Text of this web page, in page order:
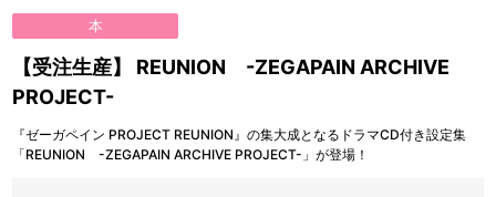
本
【受注生産】 REUNION -ZEGAPAIN ARCHIVE
PROJECT-
『ゼーガペイン PROJECT REUNION』の集大成となるドラマCD付き設定集
「REUNION -ZEGAPAIN ARCHIVE PROJECT-」が登場！